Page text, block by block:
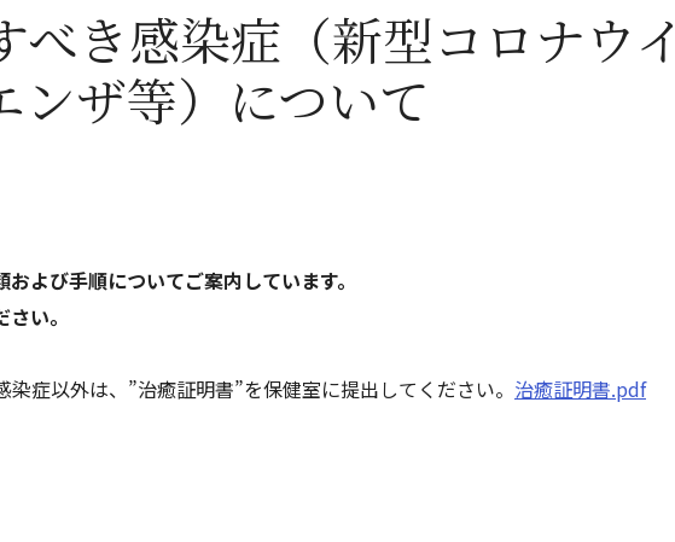
き感染症（新型コロナウイ
ンザ等）について
よび手順についてご案内しています。
い。
症以外は、”治癒証明書”を保健室に提出してください。 治癒証明書.pdf